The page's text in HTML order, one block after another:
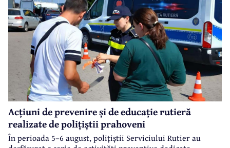
Acțiuni de prevenire și de educație rutieră
realizate de polițiștii prahoveni
În perioada 5–6 august, polițiștii Serviciului Rutier au